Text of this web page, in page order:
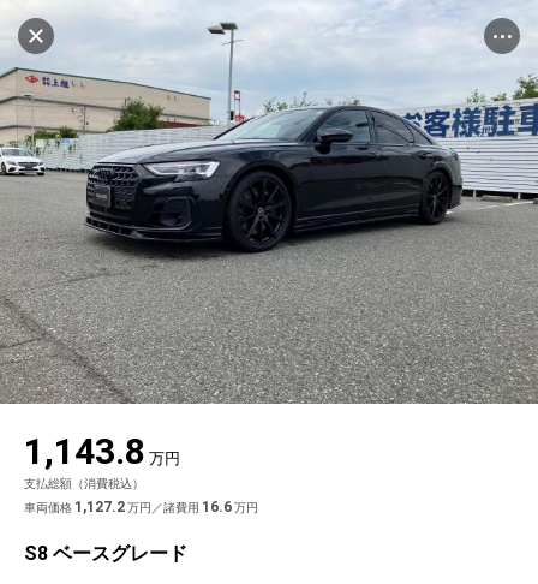
533台
車を探す
中古車検索
エリア別最新ニュース
品質と保証
ローン・リース
自動車保険
カタログ情報
アカウント
マイアカウント
マイリスト
保存した検索条件
問合せ履歴
アカウントの確認・編集
ログアウト
アフターサービス
アフターサービス
車検／定期点検
コーティング
タイヤ交換
ボディ修理
エンジンオイル
企業情報
企業概要
業績決算情報
プレスリリース
ヤナセの歴史
採用情報
リンク
メルセデス・ベンツ認定中古車
BMW認定中古車
フォルクスワーゲン認定中古車
AUDI認定中古車
プライバシーポリシー ソーシャルメディアポリシー
利用規約 会社概要
金融商品の勧誘方針
退会について
© 2021 YANASE & CO.,LTD. ALL RIGHTS RESERVED.
1,143.8 万円
支払総額（消費税込）
車両価格 1,127.2万円／諸費用 16.6万円
S8 ベースグレード
マイリストに追加
電話で問い合わせ
品質評価書を見る
キャンセル
ヤナセ ブランドスクエア神戸ポートアイラン
ド
販売店情報
地図を見る
在庫一覧
キャンセル